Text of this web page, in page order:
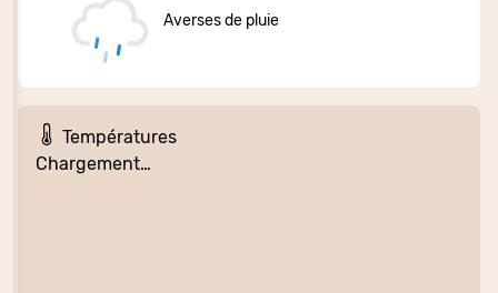
Averses de pluie
Températures
Chargement…